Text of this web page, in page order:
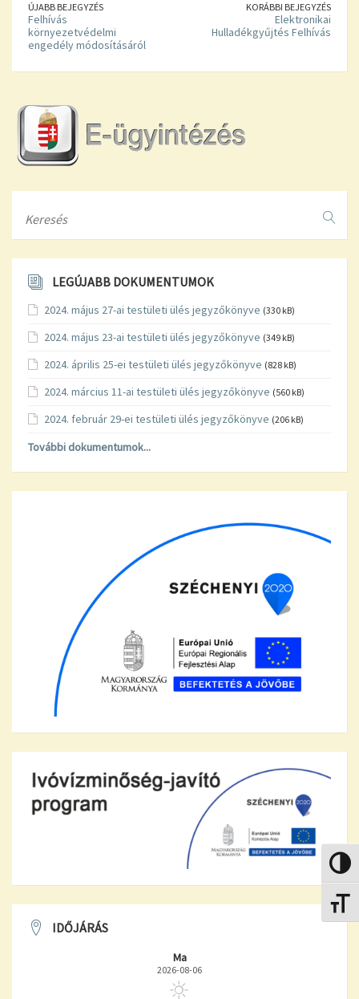
ÚJABB BEJEGYZÉS
Felhívás
környezetvédelmi
engedély módosításáról
KORÁBBI BEJEGYZÉS
Elektronikai
Hulladékgyűjtés Felhívás
LEGÚJABB DOKUMENTUMOK
2024. május 27-ai testületi ülés jegyzőkönyve (330 kB)
2024. május 23-ai testületi ülés jegyzőkönyve (349 kB)
2024. április 25-ei testületi ülés jegyzőkönyve (828 kB)
2024. március 11-ai testületi ülés jegyzőkönyve (560 kB)
2024. február 29-ei testületi ülés jegyzőkönyve (206 kB)
További dokumentumok...
IDŐJÁRÁS
Ma
2026-08-06